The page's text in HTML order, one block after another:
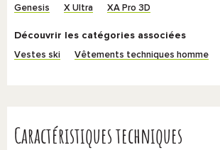
Genesis X Ultra XA Pro 3D
Découvrir les catégories associées
Vestes ski Vêtements techniques homme
Caractéristiques techniques